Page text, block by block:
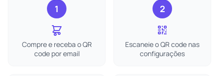
1
Compre e receba o QR
code por email
2
Escaneie o QR code nas
configurações